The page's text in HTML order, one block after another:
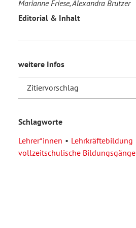
Marianne Friese, Alexandra Brutzer
Editorial & Inhalt
weitere Infos
Zitiervorschlag
Schlagworte
Lehrer*innen
Lehrkräftebildung
vollzeitschulische Bildungsgänge